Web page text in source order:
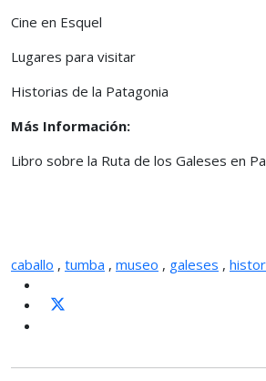
Cine en Esquel
Lugares para visitar
Historias de la Patagonia
Más Información:
Libro sobre la Ruta de los Galeses en
caballo , tumba , museo , galeses ,